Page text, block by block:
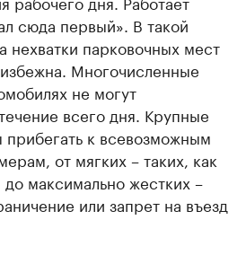
сюда первый». В такой
нехватки парковочных мест
Многочисленные
не могут
всего дня. Крупные
к всевозможным
от мягких – таких, как
максимально жестких –
или запрет на въезд